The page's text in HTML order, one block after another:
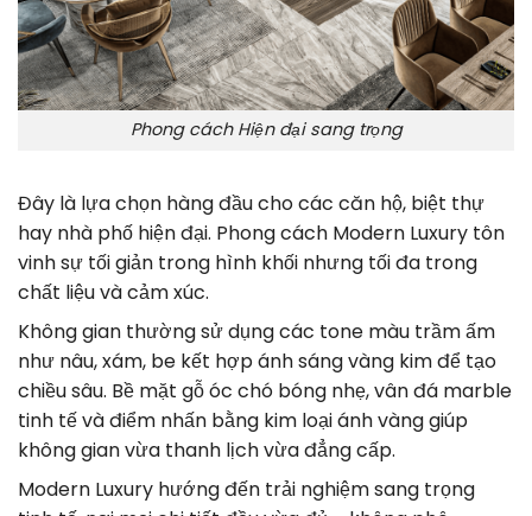
Phong cách Hiện đại sang trọng
Đây là lựa chọn hàng đầu cho các căn hộ, biệt thự
hay nhà phố hiện đại. Phong cách Modern Luxury tôn
vinh sự tối giản trong hình khối nhưng tối đa trong
chất liệu và cảm xúc.
Không gian thường sử dụng các tone màu trầm ấm
như nâu, xám, be kết hợp ánh sáng vàng kim để tạo
chiều sâu. Bề mặt gỗ óc chó bóng nhẹ, vân đá marble
tinh tế và điểm nhấn bằng kim loại ánh vàng giúp
không gian vừa thanh lịch vừa đẳng cấp.
Modern Luxury hướng đến trải nghiệm sang trọng